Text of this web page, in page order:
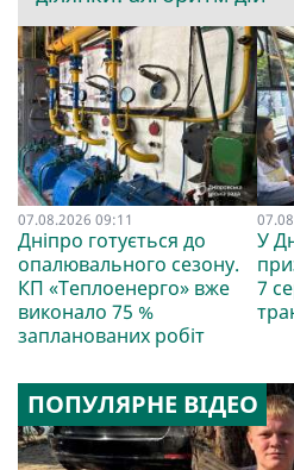
07.08.2026 09:11
Дніпро готується до
опалювального сезону.
КП «Теплоенерго» вже
виконало 75 %
запланованих робіт
У
7
ПОПУЛЯРНЕ ВІДЕО